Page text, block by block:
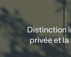
Distinction
privée et la